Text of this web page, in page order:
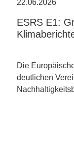
22.06.2026
ESRS E1:
Die
deutlichen